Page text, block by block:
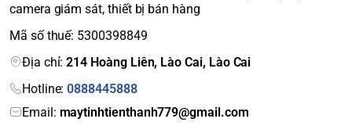
camera giám sát, thiết bị bán hàng
Mã số thuế: 5300398849
Địa chỉ:214 Hoàng Liên, Lào Cai, Lào Cai
Hotline:0888445888
Email: maytinhtienthanh779@gmail.com